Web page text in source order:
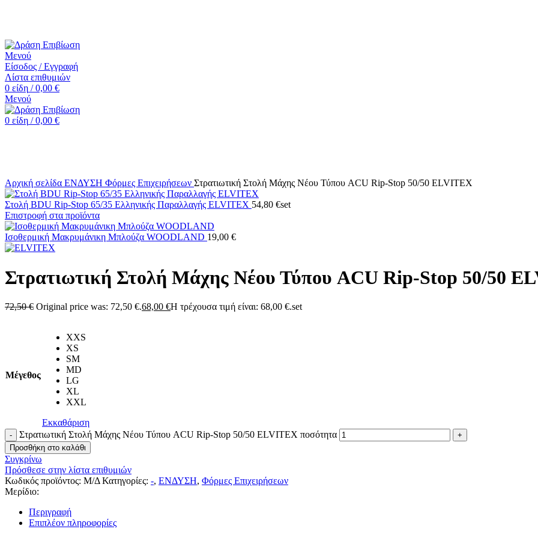
Μενού
Είσοδος / Εγγραφή
Λίστα επιθυμιών
0 είδη / 0,00 €
Μενού
0 είδη / 0,00 €
Αρχική σελίδα ΕΝΔΥΣΗ Φόρμες Επιχειρήσεων Στρατιωτική Στολή Μάχης Νέου Τύπου ACU Rip-Stop 50/50 ELVITEX
Στολή BDU Rip-Stop 65/35 Ελληνικής Παραλλαγής ELVITEX 54,80 €set
Επιστροφή στα προϊόντα
Ισοθερμική Μακρυμάνικη Μπλούζα WOODLAND 19,00 €
Στρατιωτική Στολή Μάχης Νέου Τύπου ACU Rip-Stop 50/50
72,50€ Original price was: 72,50 €.68,00 €Η τρέχουσα τιμή είναι: 68,00 €.set
Μέγεθος
XXS
XS
SM
MD
LG
XL
XXL
Εκκαθάριση
Στρατιωτική Στολή Μάχης Νέου Τύπου ACU Rip-Stop 50/50 ELVITEX ποσότητα
Προσθήκη στο καλάθι
Συγκρίνω
Πρόσθεσε στην λίστα επιθυμιών
Κωδικός προϊόντος: Μ/ΔΚατηγορίες: -, ΕΝΔΥΣΗ, Φόρμες Επιχειρήσεων
Μερίδιο:
Περιγραφή
Επιπλέον πληροφορίες